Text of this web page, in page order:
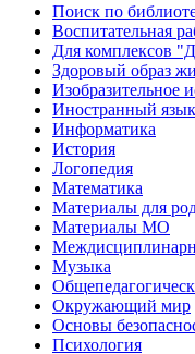
Поиск по
Воспитательная
Для комплексов
Здоровый образ
Изобразительное
Иностранный язык
Информатика
История
Логопедия
Математика
Материалы для
Материалы МО
Музыка
Окружающий мир
Основы
Психология